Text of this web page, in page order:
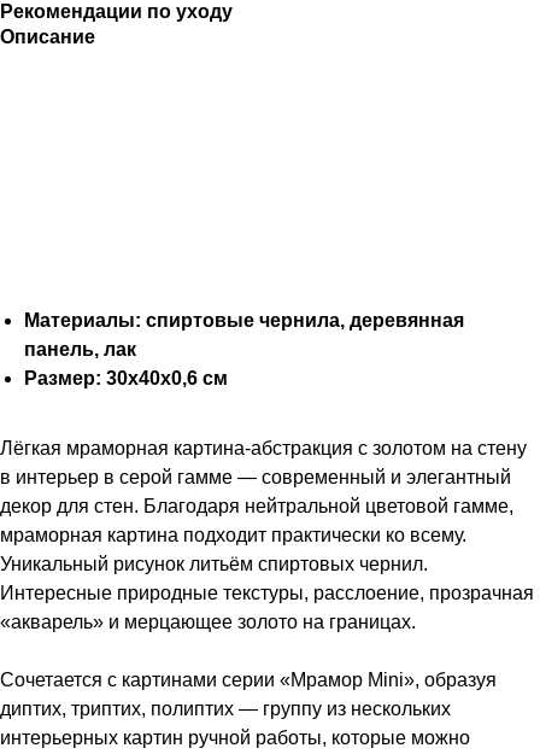
Рекомендации по уходу
Описание
Материалы: спиртовые чернила, деревянная
панель, лак
Размер: 30х40х0,6 см
Лёгкая мраморная картина-абстракция с золотом на стену
в интерьер в серой гамме — современный и элегантный
декор для стен. Благодаря нейтральной цветовой гамме,
мраморная картина подходит практически ко всему.
Уникальный рисунок литьём спиртовых чернил.
Интересные природные текстуры, расслоение, прозрачная
«акварель» и мерцающее золото на границах.
Сочетается с картинами серии «Мрамор Mini», образуя
диптих, триптих, полиптих — группу из нескольких
интерьерных картин ручной работы, которые можно